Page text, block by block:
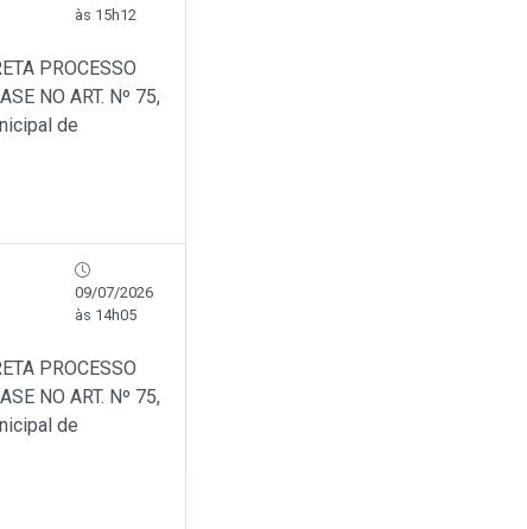
às 15h12
PROCESSO
NO ART. Nº 75,
de
09/07/2026
às 14h05
PROCESSO
NO ART. Nº 75,
de